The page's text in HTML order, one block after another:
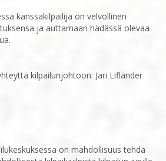
kanssakilpailija on velvollinen
ja auttamaan ‎hädässä olevaa
kilpailunjohtoon: Jari Lifländer
on mahdollisuus tehdä